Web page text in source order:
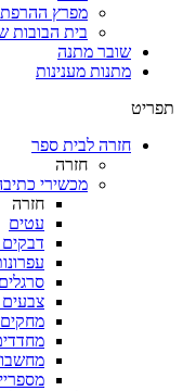
מפרץ
בית הבובות
שובר מתנה
מתנות מענינות
תפריט
חזרה לבית ספר
חזרה
מכשירי
חזרה
עטים
צבעים